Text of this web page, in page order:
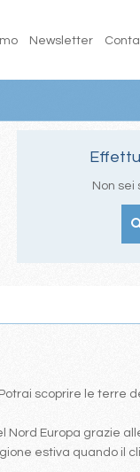
Newsletter
Non sei
scoprire le terre
Europa grazie
estiva quando il